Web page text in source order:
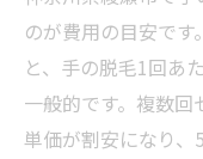
のが費用の目安で
と、手の脱毛1回あ
一般的です。複数
単価が割安になり